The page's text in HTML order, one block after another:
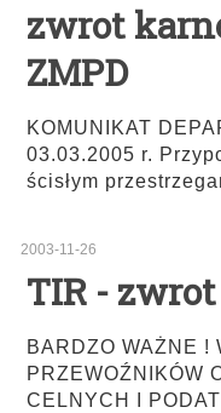
zwrot
ZMPD
KOMUNIKAT
03.03.2005 r.
ścisłym
2003-11-26
TIR -
BARDZO WAŻNE !
PRZEWOŹNIKÓW
CELNYCH I